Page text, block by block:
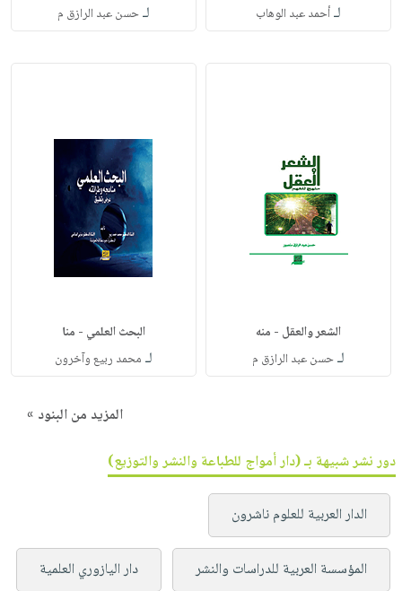
لـأحمد عبد الوهاب لـحسن عبد الرازق م
الشعر والعقل - منه
لـحسن عبد الرازق م
البحث العلمي - منا
لـ محمد ربيع وآخرون
المزيد من البنود »
دور نشر شبيهة بـ (دار أمواج للطباعة والنشر والتوزيع)
الدار العربية للعلوم ناشرون
المؤسسة العربية للدراسات والنشر دار اليازوري العلمية